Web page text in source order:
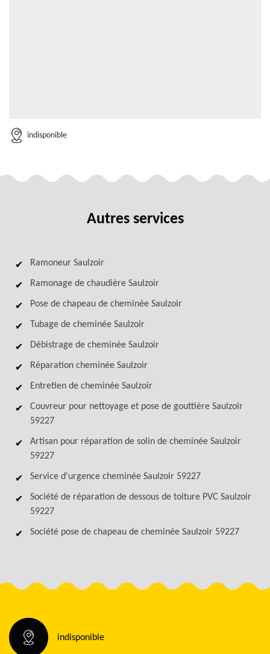
indisponible
Autres services
Ramoneur Saulzoir
Ramonage de chaudière Saulzoir
Pose de chapeau de cheminée Saulzoir
Tubage de cheminée Saulzoir
Débistrage de cheminée Saulzoir
Réparation cheminée Saulzoir
Entretien de cheminée Saulzoir
Couvreur pour nettoyage et pose de gouttière Saulzoir
59227
Artisan pour réparation de solin de cheminée Saulzoir
59227
Service d'urgence cheminée Saulzoir 59227
Société de réparation de dessous de toiture PVC Saulzoir
59227
Société pose de chapeau de cheminée Saulzoir 59227
indisponible